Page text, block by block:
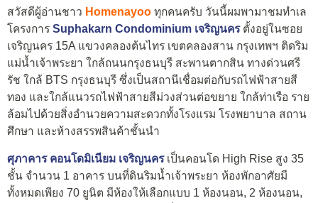
สวัสดีผู้อ่านชาว Homenayoo ทุกคนครับ วันนี้ผมพามาชมทำเล
โครงการ Suphakarn Condominium เจริญนคร ตั้งอยู่ในซอย
เจริญนคร 15A แขวงคลองต้นไทร เขตคลองสาน กรุงเทพฯ ติดริม
แม่น้ำเจ้าพระยา ใกล้ถนนกรุงธนบุรี สะพานตากสิน ทางด่วนศรี
รัช ใกล้ BTS กรุงธนบุรี ซึ่งเป็นสถานีเชื่อมต่อกับรถไฟฟ้าสายสี
ทอง และใกล้แนวรถไฟฟ้าสายสีม่วงส่วนต่อขยาย ใกล้ท่าเรือ ราย
ล้อมไปด้วยสิ่งอำนวยความสะดวกทั้งโรงแรม โรงพยาบาล สถาน
ศึกษา และห้างสรรพสินค้าชั้นนำ
ศุภาคาร คอนโดมิเนียม เจริญนคร เป็นคอนโด High Rise สูง 35
ชั้น จำนวน 1 อาคาร บนที่ดินริมน้ำเจ้าพระยา ห้องพักอาศัยมี
ทั้งหมดเพียง 70 ยูนิต มีห้องให้เลือกแบบ 1 ห้องนอน, 2 ห้องนอน,